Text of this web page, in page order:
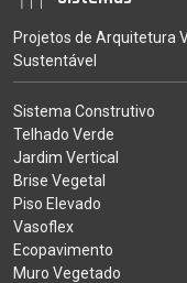
Projetos de Arquitetura
Sustentável
Sistema Construtivo
Telhado Verde
Jardim Vertical
Brise Vegetal
Piso Elevado
Vasoflex
Ecopavimento
Muro Vegetado